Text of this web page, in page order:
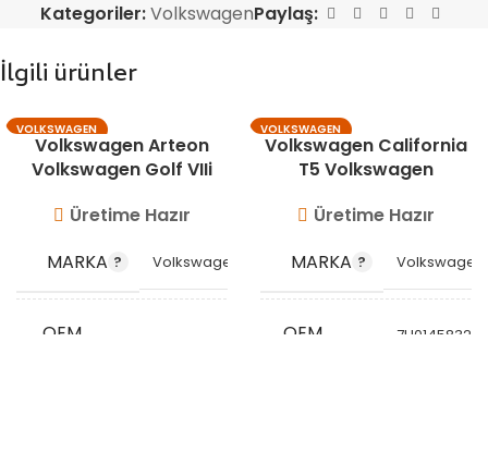
Kategoriler:VolkswagenPaylaş:
İlgili ürünler
VOLKSWAGEN
Volkswagen Arteon
Volkswagen Golf VIIi
Üretime Hazır
MARKA
Volkswagen
OEM
VOLKSWAGEN
Volkswagen California
T5 Volkswagen
Transporter V
Transporter V |
Caravelle
Üretime Hazır
MARKA
Volkswagen
OEM
7H0145832F